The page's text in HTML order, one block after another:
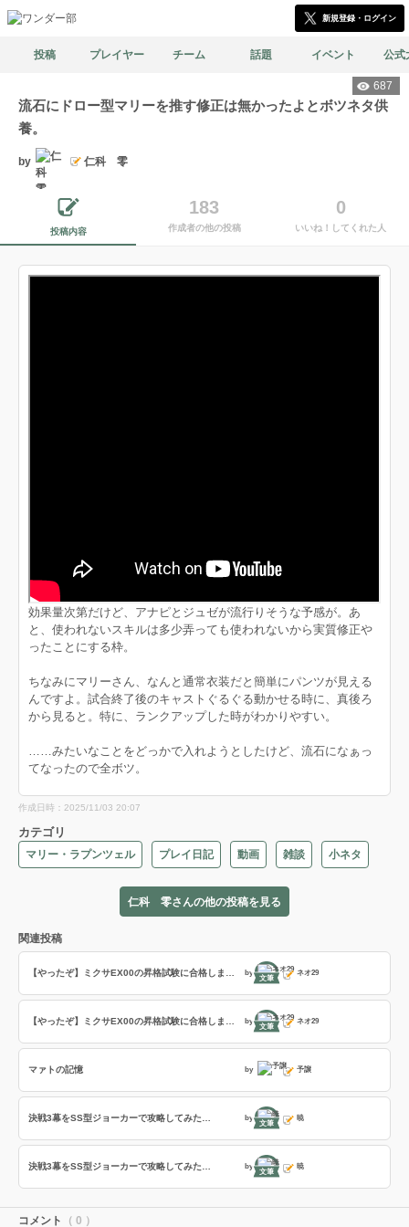
新規登録・ログイン
投稿 プレイヤー チーム 話題 イベント 公式
687
流石にドロー型マリーを推す修正は無かったよとボツネタ供
養。
by 仁科 零
投稿内容
183
作成者の他の投稿
0
いいね！してくれた人
効果量次第だけど、アナピとジュゼが流行りそうな予感が。あ
と、使われないスキルは多少弄っても使われないから実質修正や
ったことにする枠。
ちなみにマリーさん、なんと通常衣装だと簡単にパンツが見える
んですよ。試合終了後のキャストぐるぐる動かせる時に、真後ろ
から見ると。特に、ランクアップした時がわかりやすい。
……みたいなことをどっかで入れようとしたけど、流石になぁっ
てなったので全ボツ。
作成日時：2025/11/03 20:07
カテゴリ
マリー・ラプンツェル プレイ日記 動画 雑談 小ネタ
仁科 零さんの他の投稿を見る
関連投稿
by
文筆
ネオ29
by
文筆
ネオ29
マァトの記憶 by 予譲
決戦3幕をSS型ジョーカーで攻略してみた… by
文筆
暁
決戦3幕をSS型ジョーカーで攻略してみた… by
文筆
暁
コメント （ 0 ）